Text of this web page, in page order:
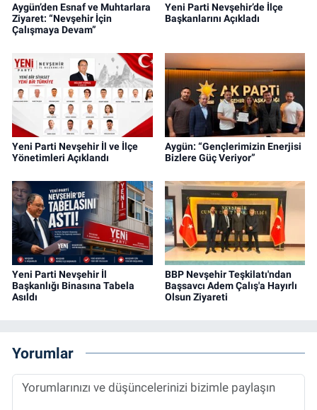
Aygün’den Esnaf ve Muhtarlara
Ziyaret: “Nevşehir İçin
Çalışmaya Devam”
Yeni Parti Nevşehir’de İlçe
Başkanlarını Açıkladı
Yeni Parti Nevşehir İl ve İlçe
Yönetimleri Açıklandı
Aygün: “Gençlerimizin Enerjisi
Bizlere Güç Veriyor”
Yeni Parti Nevşehir İl
Başkanlığı Binasına Tabela
Asıldı
BBP Nevşehir Teşkilatı'ndan
Başsavcı Adem Çalış'a Hayırlı
Olsun Ziyareti
Yorumlar